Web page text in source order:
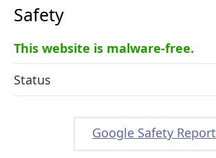
Safety
This website is malware-free.
Status
Google Safety Report